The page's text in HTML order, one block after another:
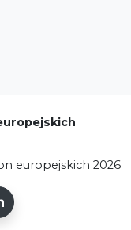
europejskich 2026